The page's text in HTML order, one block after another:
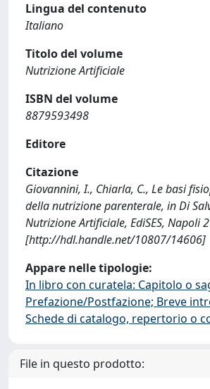
Lingua del contenuto
Italiano
Titolo del volume
Nutrizione Artificiale
ISBN del volume
8879593498
Editore
Citazione
Giovannini, I., Chiarla, C., Le basi
della nutrizione parenterale, in Di
Nutrizione Artificiale, EdiSES, Napoli
[http://hdl.handle.net/10807/14606]
Appare nelle tipologie:
In libro con curatela: Capitolo o
Prefazione/Postfazione; Breve
Schede di catalogo, repertorio o
File in questo prodotto: